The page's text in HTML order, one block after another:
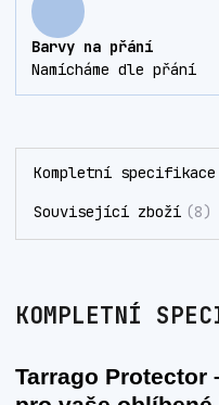
Barvy na přání
Namícháme dle přání
Kompletní specifikace
Související zboží 8
KOMPLETNÍ
Tarrago Protector